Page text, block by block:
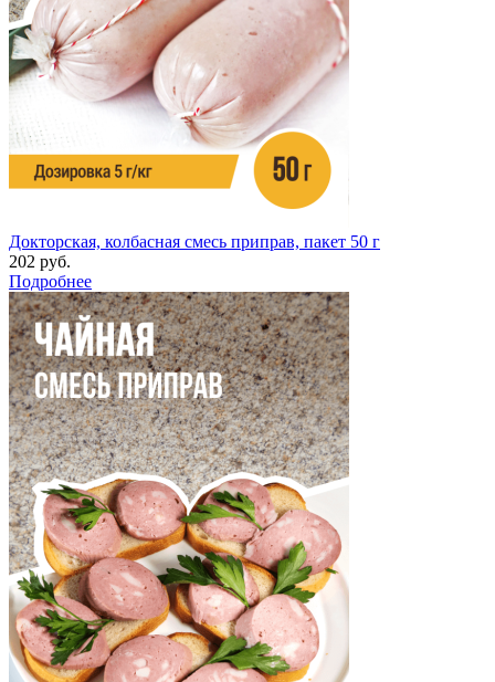
Докторская, колбасная смесь приправ, пакет 50 г
202 руб.
Подробнее